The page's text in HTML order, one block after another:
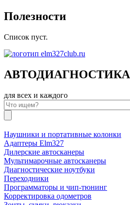
Полезности
Список пуст.
АВТОДИАГНОСТИКА
для всех и каждого
Наушники и портативные колонки
Адаптеры Elm327
Дилерские автосканеры
Мультимарочные автосканеры
Диагностические ноутбуки
Переходники
Программаторы и чип-тюнинг
Корректировка одометров